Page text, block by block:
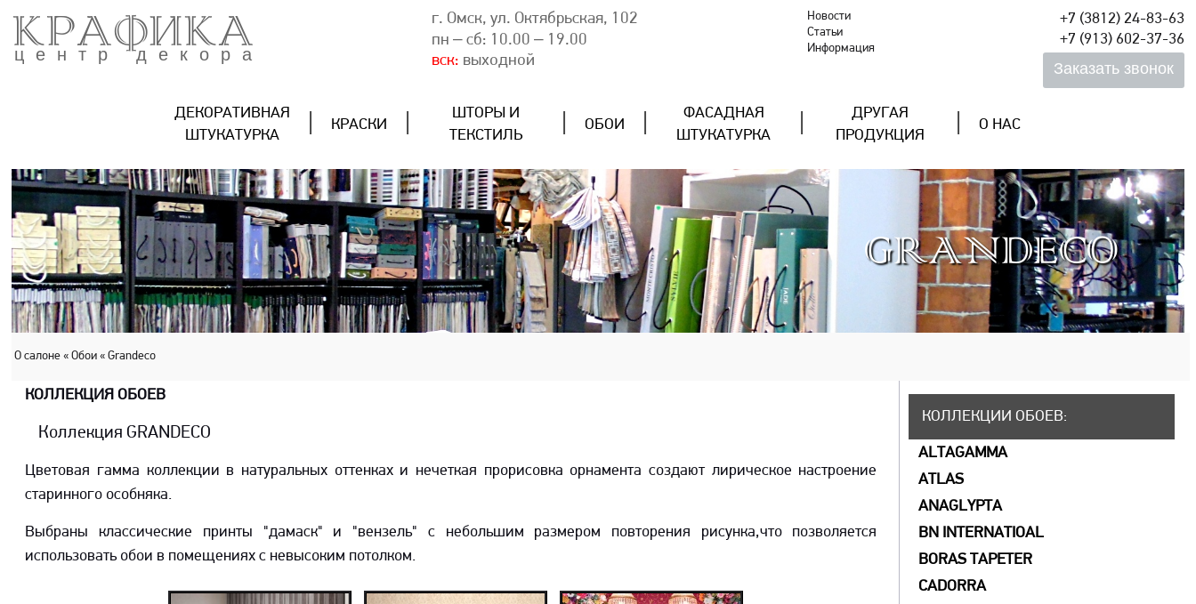
КРАФИКА
центр декора
г. Омск, ул. Октябрьская, 102
пн – сб: 10.00 – 19.00
вск: выходной
Новости
Статьи
Информация
+7 (3812) 24-83-63
+7 (913) 602-37-36
ДЕКОРАТИВНАЯ
ШТУКАТУРКА
КРАСКИ
ШТОРЫ И
ТЕКСТИЛЬ
ОБОИ
ФАСАДНАЯ
ШТУКАТУРКА
ДРУГАЯ
ПРОДУКЦИЯ
О НАС
GRANDECO
О салоне« Обои « Grandeco
КОЛЛЕКЦИЯ ОБОЕВ
Коллекция GRANDECO
Цветовая гамма коллекции в натуральных оттенках и нечеткая прорисовка орнамента создают лирическое настроение
старинного особняка.
Выбраны классические принты "дамаск" и "вензель" с небольшим размером повторения рисунка,что позволяется
использовать обои в помещениях с невысоким потолком.
Richness
КОЛЛЕКЦИИ ОБОЕВ:
ALTAGAMMA
ATLAS
ANAGLYPTA
BN INTERNATIOAL
BORAS TAPETER
CADORRA